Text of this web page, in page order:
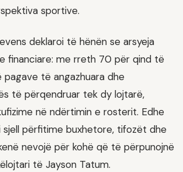
sportive.
deklaroi të hënën se arsyeja
financiare: me rreth 70 për qind të
të angazhuara dhe
të përqendruar tek dy lojtarë,
në ndërtimin e rosterit. Edhe
sjell përfitime buxhetore, tifozët dhe
nevojë për kohë që të përpunojnë
të Jayson Tatum.